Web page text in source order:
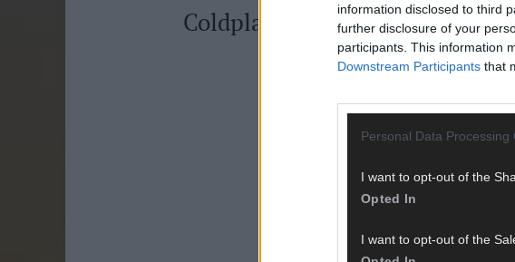
information disclosed to third
further disclosure of your
participants. This information
Downstream Participants that
Personal Data Processing
I want to opt-out of the
Opted In
I want to opt-out of the
Coldplay-visa – saatko täydet